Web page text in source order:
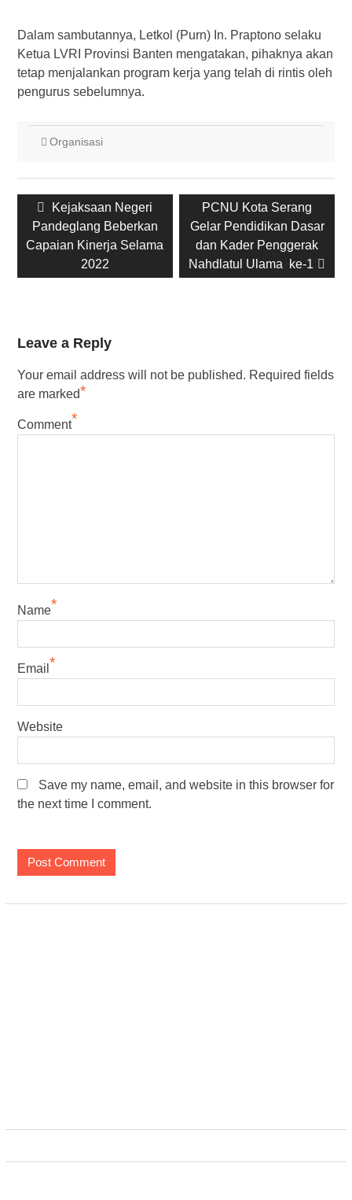
Dalam sambutannya, Letkol (Purn) In. Praptono selaku
Ketua LVRI Provinsi Banten mengatakan, pihaknya akan
tetap menjalankan program kerja yang telah di rintis oleh
pengurus sebelumnya.
Organisasi
navigation
Previous
post:
Kejaksaan Negeri
Pandeglang Beberkan
Capaian Kinerja Selama
2022
Next
post:
PCNU Kota Serang
Gelar Pendidikan Dasar
dan Kader Penggerak
Nahdlatul Ulama ke-1
Leave a Reply
Your email address will not be published. Required fields
are marked*
Comment*
Name*
Email *
Website
Save my name, email, and website in this browser for
the next time I comment.